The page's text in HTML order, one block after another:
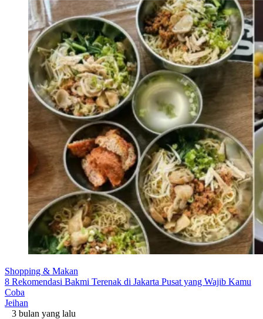
Shopping & Makan
8 Rekomendasi Bakmi Terenak di Jakarta Pusat yang Wajib Kamu
Coba
Jeihan
3 bulan yang lalu